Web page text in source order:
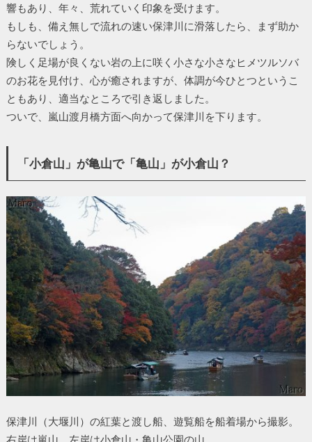
響もあり、年々、荒れていく印象を受けます。
もしも、備え無しで流れの速い保津川に滑落したら、まず助か
らないでしょう。
険しく足場が良くない岩の上に咲く小さな小さなヒメツルソバ
のお花を見付け、心が癒されますが、体調が今ひとつというこ
ともあり、適当なところで引き返しました。
ついで、嵐山渡月橋方面へ向かって保津川を下ります。
「小倉山」が亀山で「亀山」が小倉山？
保津川（大堰川）の紅葉と渡し船、遊覧船を船着場から撮影。
右岸は嵐山、左岸は小倉山・亀山公園の山。